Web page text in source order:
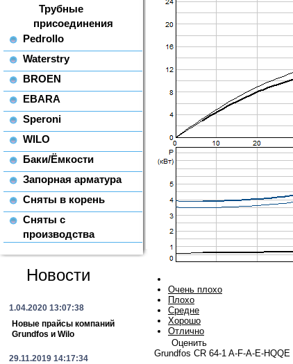
Трубные
присоединения
Pedrollo
Waterstry
BROEN
EBARA
Speroni
WILO
Баки/Ёмкости
Запорная арматура
Сняты в корень
Сняты с
производства
Новости
1.04.2020 13:07:38
Новые прайсы компаний
Grundfos и Wilo
29.11.2019 14:17:34
Очень плохо
Плохо
Средне
Хорошо
Отлично
Оценить
Grundfos CR 64-1 A-F-A-E-